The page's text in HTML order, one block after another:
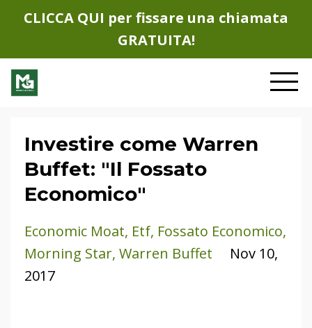
CLICCA QUI per fissare una chiamata
GRATUITA!
Investire come Warren
Buffet: "Il Fossato
Economico"
Economic Moat Etf Fossato Economico
Morning Star Warren Buffet
Nov 10,
2017